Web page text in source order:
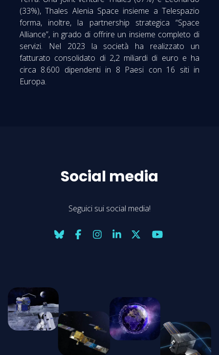
(33%), Thales Alenia Space insieme a Telespazio
forma, inoltre, la partnership strategica “Space
Alliance”, in grado di offrire un insieme completo di
servizi. Nel 2023 la società ha realizzato un
fatturato consolidato di 2,2 miliardi di euro e ha
circa 8.600 dipendenti in 8 Paesi con 16 siti in
Europa.
Social media
Seguici sui social media!